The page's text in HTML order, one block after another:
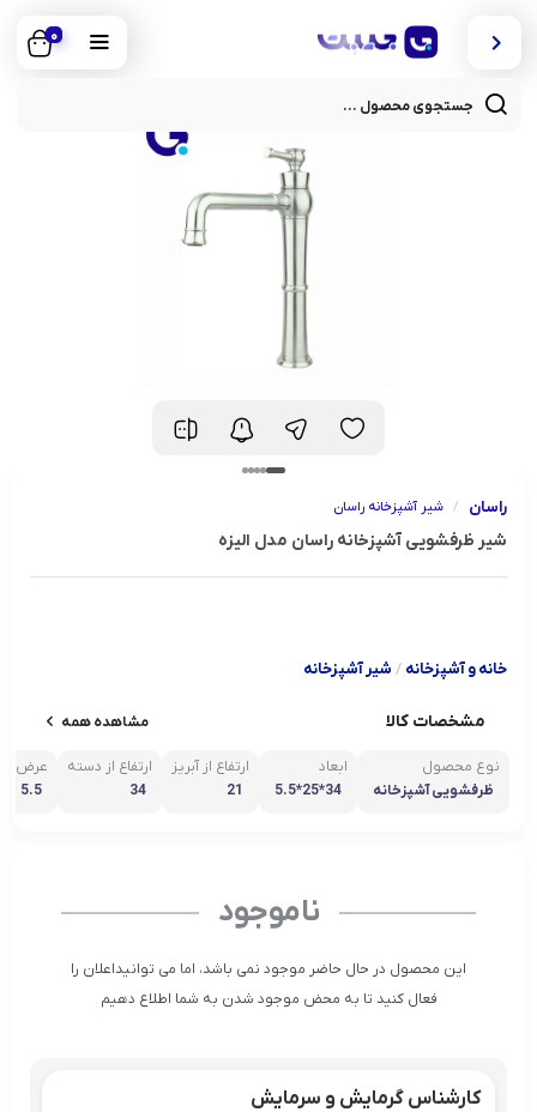
0
راسان / شیر آشپزخانه راسان
شیر ظرفشویی آشپزخانه راسان مدل الیزه
خانه و آشپزخانه / شیر آشپزخانه
مشخصات کالا مشاهده همه
نوع محصول
ظرفشویی آشپزخانه
ابعاد
34*25*5.5
ارتفاع از آبریز
21
ارتفاع از دسته
34
عرض
5.5
ناموجود
این محصول در حال حاضر موجود نمی باشد، اما می توانیداعلان را
فعال کنید تا به محض موجود شدن به شما اطلاع دهیم
کارشناس گرمایش و سرمایش